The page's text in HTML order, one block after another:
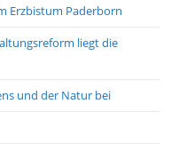
Erzbistum Paderborn
liegt die
und der Natur bei